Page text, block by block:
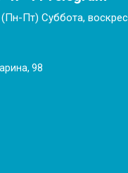
Пт) Суббота,
98